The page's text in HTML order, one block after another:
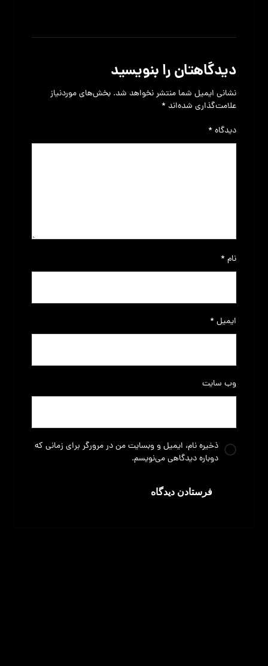
دیدگاهتان را بنویسید
نشانی ایمیل شما منتشر نخواهد شد. بخش‌های موردنیاز
علامت‌گذاری شده‌اند*
دیدگاه*
نام*
ایمیل*
وب‌ سایت
ذخیره نام، ایمیل و وبسایت من در مرورگر برای زمانی که
دوباره دیدگاهی می‌نویسم.